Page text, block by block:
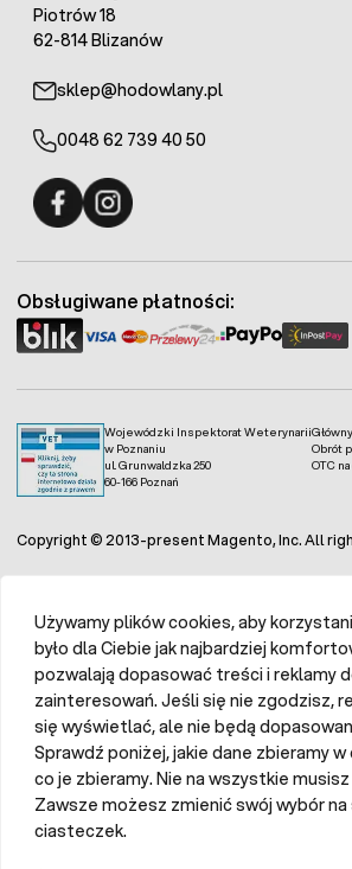
Piotrów 18
62-814 Blizanów
sklep@hodowlany.pl
0048 62 739 40 50
Wojewódzki Inspektorat Weterynarii
w Poznaniu
ul. Grunwaldzka 250
60-166 Poznań
Obrót
OTC
Obsługiwane płatności:
Copyright © 2013-present Magento, Inc. All
Używamy plików cookies, aby
było dla Ciebie jak najbardziej
pozwalają dopasować treści i reklamy
zainteresowań. Jeśli się nie zgodzisz,
się wyświetlać, ale nie będą
Sprawdź poniżej, jakie dane zbieramy
co je zbieramy. Nie na wszystkie
Zawsze możesz zmienić swój wybór
ciasteczek.